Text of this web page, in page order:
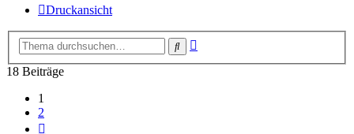
Druckansicht
Suche
18 Beiträge
1
2